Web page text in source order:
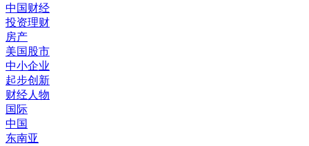
中国财经
投资理财
房产
美国股市
中小企业
起步创新
财经人物
国际
中国
东南亚